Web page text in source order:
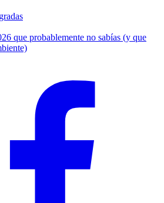
que probablemente no sabías (y que